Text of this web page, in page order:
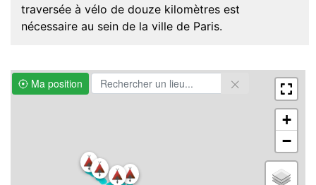
traversée à vélo de douze kilomètres est
nécessaire au sein de la ville de Paris.
Ma position
+
−